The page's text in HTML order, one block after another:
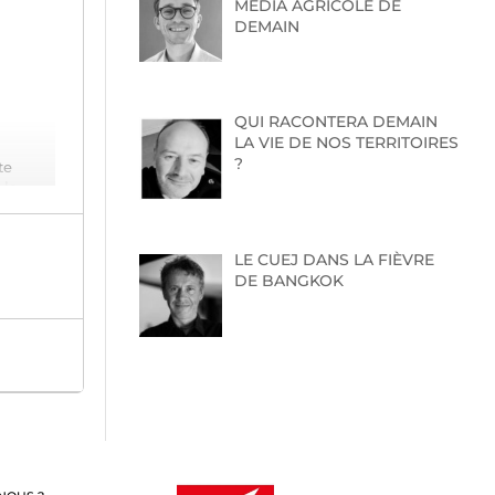
par
MEDIA AGRICOLE DE
DEMAIN
QUI RACONTERA DEMAIN
LA VIE DE NOS TERRITOIRES
?
LE CUEJ DANS LA FIÈVRE
DE BANGKOK